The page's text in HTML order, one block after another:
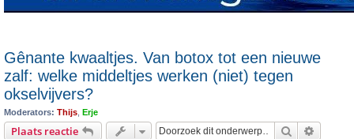
Gênante kwaaltjes. Van botox tot een nieuwe
zalf: welke middeltjes werken (niet) tegen
okselvijvers?
Moderators: Thijs Erje
Plaats reactie Zoek